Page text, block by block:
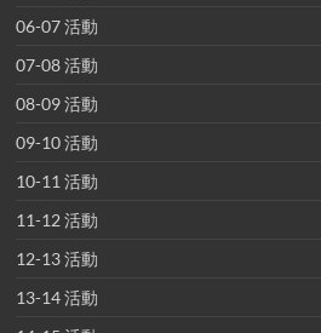
06-07 活動
07-08 活動
08-09 活動
09-10 活動
10-11 活動
11-12 活動
12-13 活動
13-14 活動